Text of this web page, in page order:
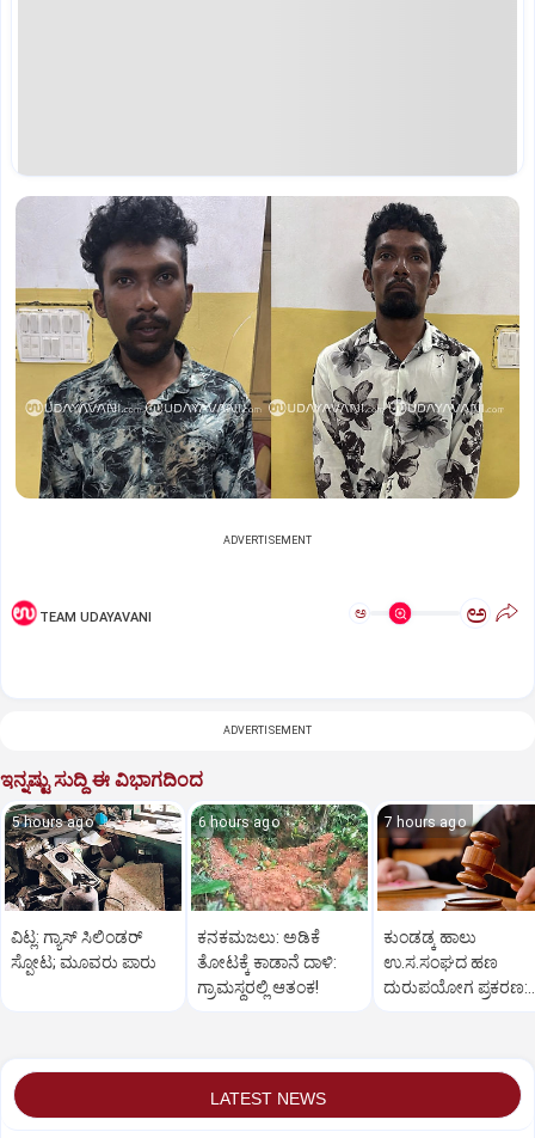
ADVERTISEMENT
TEAM UDAYAVANI ಅ ಅ
ADVERTISEMENT
ಇನ್ನಷ್ಟು ಸುದ್ದಿ ಈ ವಿಭಾಗದಿಂದ
5 hours ago
ವಿಟ್ಲ: ಗ್ಯಾಸ್‌ ಸಿಲಿಂಡರ್‌
ಸ್ಫೋಟ; ಮೂವರು ಪಾರು
6 hours ago
ಕನಕಮಜಲು: ಅಡಿಕೆ
ತೋಟಕ್ಕೆ ಕಾಡಾನೆ ದಾಳಿ:
ಗ್ರಾಮಸ್ಥರಲ್ಲಿ ಆತಂಕ!
7 hours ago
ಕುಂಡಡ್ಕ ಹಾಲು
ಉ.ಸ.ಸಂಘದ ಹಣ
ದುರುಪಯೋಗ ಪ್ರಕರಣ:
LATEST NEWS